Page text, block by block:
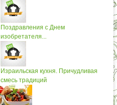
Поздравления с Днем
изобретателя...
Израильская кухня. Причудливая
смесь традиций